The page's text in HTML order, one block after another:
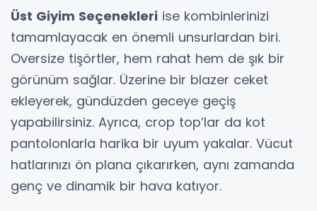
Üst Giyim Seçenekleri ise kombinlerinizi
tamamlayacak en önemli unsurlardan biri.
Oversize tişörtler, hem rahat hem de şık bir
görünüm sağlar. Üzerine bir blazer ceket
ekleyerek, gündüzden geceye geçiş
yapabilirsiniz. Ayrıca, crop top’lar da kot
pantolonlarla harika bir uyum yakalar. Vücut
hatlarınızı ön plana çıkarırken, aynı zamanda
genç ve dinamik bir hava katıyor.